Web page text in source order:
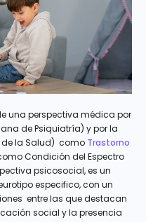
una perspectiva médica por
de Psiquiatría) y por la
de la Salud) como Trastorno
Condición del Espectro
psicosocial, es un
especifico, con un
entre las que destacan
social y la presencia